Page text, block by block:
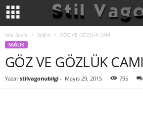
Ana Sayfa Sağlık GÖZ VE GÖZLÜK CAMI
SAĞLIK
GÖZ VE GÖZLÜK CAMI
Yazar stilvagonubilgi - Mayıs 29, 2015 795